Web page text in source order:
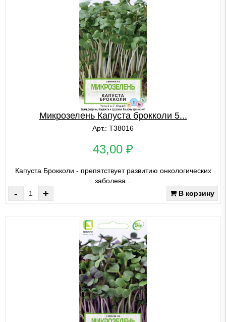
Микрозелень Капуста брокколи 5...
Арт.: Т38016
43,00 ₽
Капуста Брокколи - препятствует развитию онкологических
заболева...
- + В корзину